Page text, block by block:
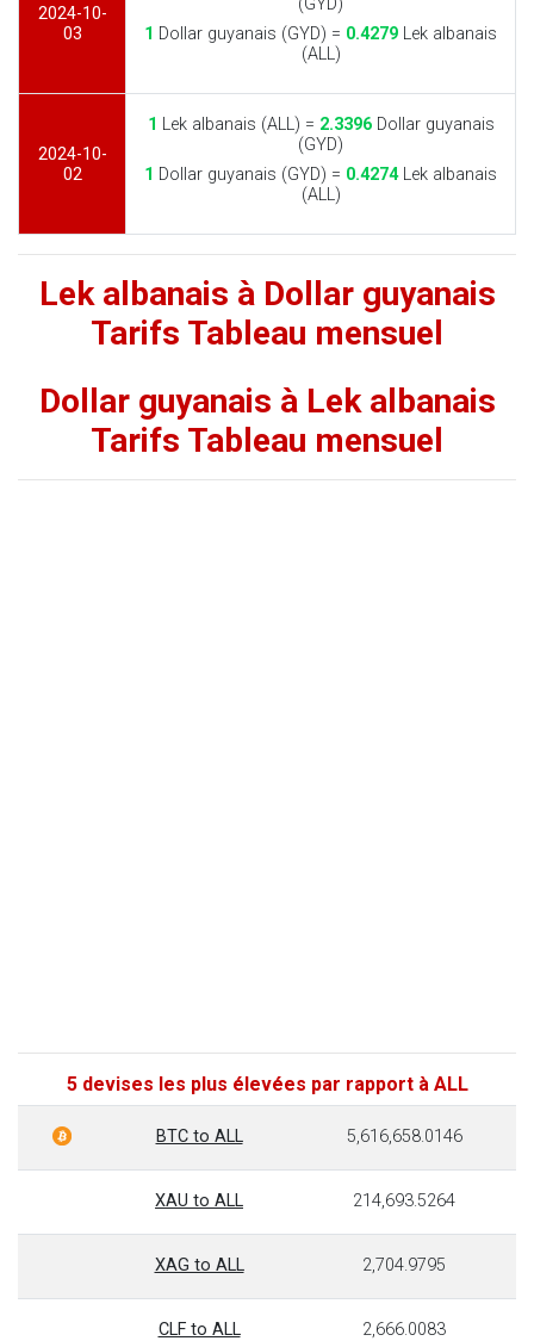
2024-10-
03
(GYD)
1 Dollar guyanais (GYD) = 0.4279 Lek albanais
(ALL)
2024-10-
02
1 Lek albanais (ALL) = 2.3396Dollar guyanais
(GYD)
1 Dollar guyanais (GYD) = 0.4274Lek albanais
(ALL)
Lek albanais à Dollar guyanais
Tarifs Tableau mensuel
Dollar guyanais à Lek albanais
Tarifs Tableau mensuel
5 devises les plus élevées par rapport à ALL
BTC to ALL 5,616,658.0146
XAU to ALL 214,693.5264
XAG to ALL 2,704.9795
CLF to ALL 2,666.0083